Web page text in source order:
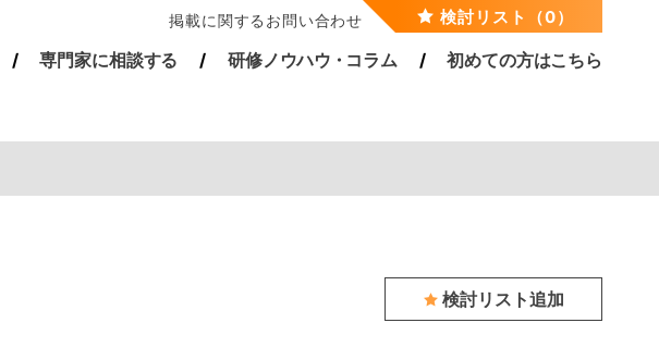
掲載に関するお問い合わせ 検討リスト（0）
専門家に相談する 研修ノウハウ・ コラム 初めての方はこちら
検討リスト追加